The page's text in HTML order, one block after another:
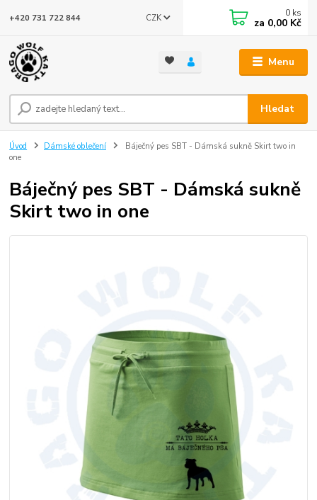
Menu
CZK
Hledat
+420 731 722 844 0 ks
za 0,00 Kč
Úvod Dámské oblečení
Báječný pes SBT - Dámská sukně Skirt two in
one
Báječný pes SBT - Dámská sukně
Skirt two in one